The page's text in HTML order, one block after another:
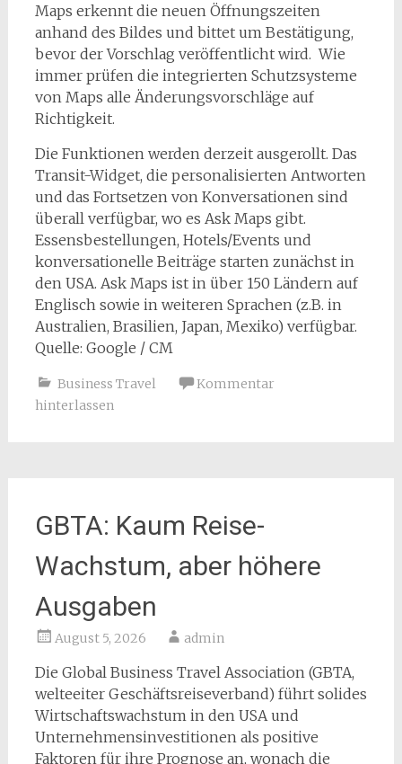
Maps erkennt die neuen Öffnungszeiten
anhand des Bildes und bittet um Bestätigung,
bevor der Vorschlag veröffentlicht wird. Wie
immer prüfen die integrierten Schutzsysteme
von Maps alle Änderungsvorschläge auf
Richtigkeit.
Die Funktionen werden derzeit ausgerollt. Das
Transit-Widget, die personalisierten Antworten
und das Fortsetzen von Konversationen sind
überall verfügbar, wo es Ask Maps gibt.
Essensbestellungen, Hotels/Events und
konversationelle Beiträge starten zunächst in
den USA. Ask Maps ist in über 150 Ländern auf
Englisch sowie in weiteren Sprachen (z.B. in
Australien, Brasilien, Japan, Mexiko) verfügbar.
Quelle: Google / CM
Business Travel
Kommentar
hinterlassen
GBTA: Kaum Reise-
Wachstum, aber höhere
Ausgaben
August 5, 2026 admin
Die Global Business Travel Association (GBTA,
welteeiter Geschäftsreiseverband) führt solides
Wirtschaftswachstum in den USA und
Unternehmensinvestitionen als positive
Faktoren für ihre Prognose an, wonach die